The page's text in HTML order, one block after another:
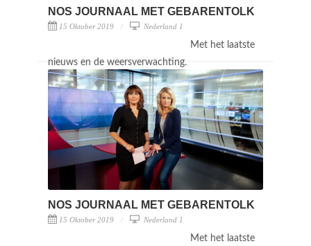
NOS JOURNAAL MET GEBARENTOLK
15 Oktober 2019 Nederland 1
Met het laatste
nieuws en de weersverwachting.
NOS JOURNAAL MET GEBARENTOLK
15 Oktober 2019 Nederland 1
Met het laatste